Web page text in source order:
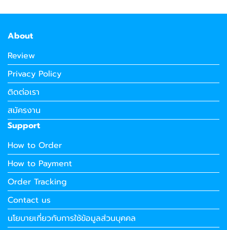
About
Review
Privacy Policy
ติดต่อเรา
สมัครงาน
Support
How to Order
How to Payment
Order Tracking
Contact us
นโยบายเกี่ยวกับการใช้ข้อมูลส่วนบุคคล